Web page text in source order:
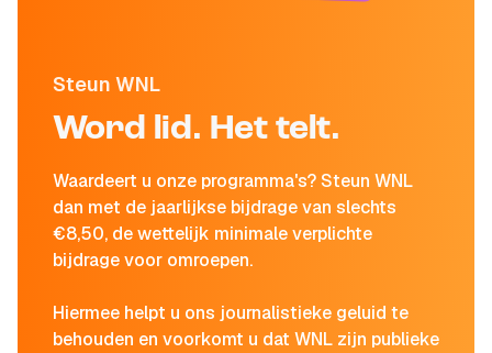
Steun WNL
Word lid. Het telt.
Waardeert u onze programma's? Steun WNL
dan met de jaarlijkse bijdrage van slechts
€8,50, de wettelijk minimale verplichte
bijdrage voor omroepen.
Hiermee helpt u ons journalistieke geluid te
behouden en voorkomt u dat WNL zijn publieke